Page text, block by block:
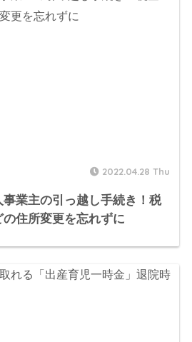
2022.04.28 Thu
業主の引っ越し手続き！税
住所変更を忘れずに